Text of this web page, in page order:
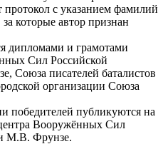
протокол с указанием фамилий
которые автор признан
дипломами и грамотами
Сил Российской
Союза писателей баталистов
организации Союза
победителей публикуются на
Вооружённых Сил
М.В. Фрунзе.